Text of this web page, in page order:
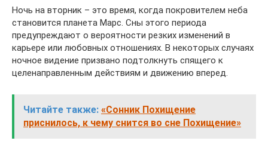
Ночь на вторник – это время, когда покровителем неба
становится планета Марс. Сны этого периода
предупреждают о вероятности резких изменений в
карьере или любовных отношениях. В некоторых случаях
ночное видение призвано подтолкнуть спящего к
целенаправленным действиям и движению вперед.
Читайте также: «Сонник Похищение
приснилось, к чему снится во сне Похищение»